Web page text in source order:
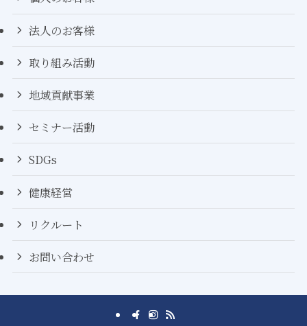
法人のお客様
取り組み活動
地域貢献事業
セミナー活動
SDGs
健康経営
リクルート
お問い合わせ